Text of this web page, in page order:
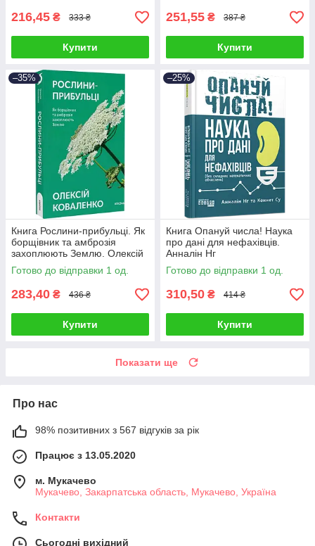
216,45 ₴ 333 ₴
Купити
251,55 ₴ 387 ₴
Купити
–35%
Книга Рослини-прибульці. Як
борщівник та амброзія
захоплюють Землю. Олексій
Коваленко
Готово до відправки 1 од.
283,40 ₴ 436 ₴
Купити
–25%
Книга Опануй числа! Наука
про дані для нефахівців.
Анналін Нг
Готово до відправки 1 од.
310,50 ₴ 414 ₴
Купити
Показати ще
Про нас
98% позитивних з 567 відгуків за рік
Працює з 13.05.2020
м. Мукачево
Мукачево, Закарпатська область, Мукачево, Україна
Контакти
Сьогодні вихідний